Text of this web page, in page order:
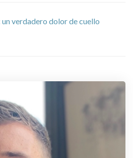
verdadero dolor de cuello